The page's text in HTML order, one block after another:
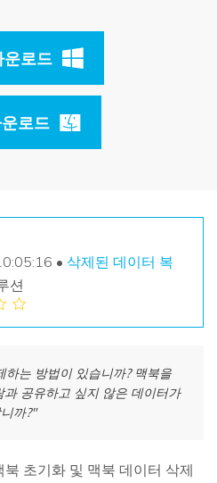
버전
한 데이터 복구
무료 체험
료 복구
무료 체험
버릿 모든 기능 확인하기
운로드
로드
• 삭제된 데이터 복
션
는 방법이 있습니까? 맥북을
공유하고 싶지 않은 데이터가
까?"
초기화 및 맥북 데이터 삭제